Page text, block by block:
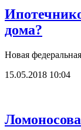
дома?
Новая
15.05.2018 10:04